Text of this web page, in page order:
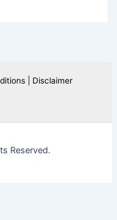
| Disclaimer
Reserved.